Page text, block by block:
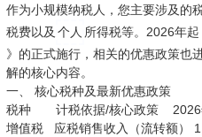
作为小规模纳税人，您主要涉及的
税费以及 个人 所得税等。2026年
》的正式施行，相关的优惠政策也
解的核心内容。
一、 核心税种及最新优惠政策
税种 计税依据/核心政策 2026
增值税 应税销售收入（流转额）